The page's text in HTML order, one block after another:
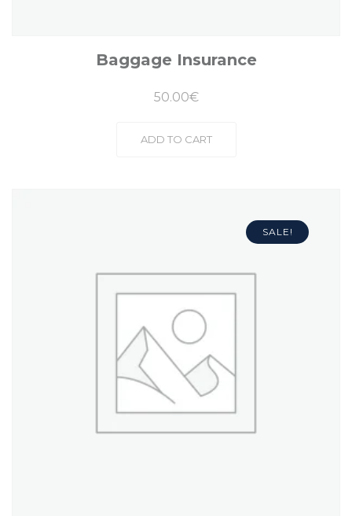
Baggage Insurance
50.00€
ADD TO CART
SALE!